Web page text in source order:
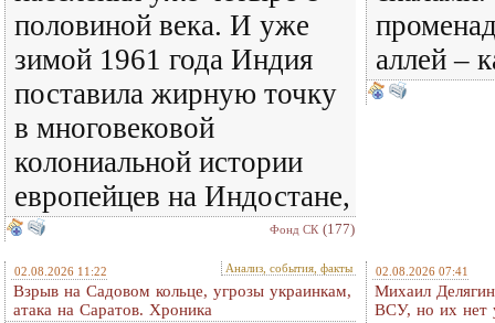
половиной века. И уже
зимой 1961 года Индия
поставила жирную точку
в многовековой
колониальной истории
европейцев на Индостане,
Фонд СК (177)
аллей –
02.08.2026 11:22 Анализ, события, факты
Взрыв на Садовом кольце, угрозы украинкам,
атака на Саратов. Хроника
02.08.2026 07:41
Михаил
ВСУ, но их нет